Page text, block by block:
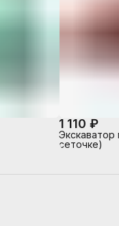
1 110 ₽
сеточке)